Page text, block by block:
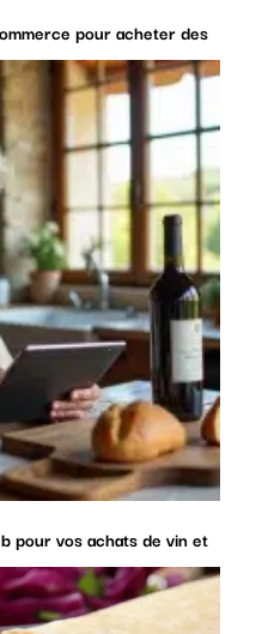
pour acheter des
pour vos achats de vin et